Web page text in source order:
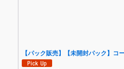
【パック販売】【未開封パック】コ